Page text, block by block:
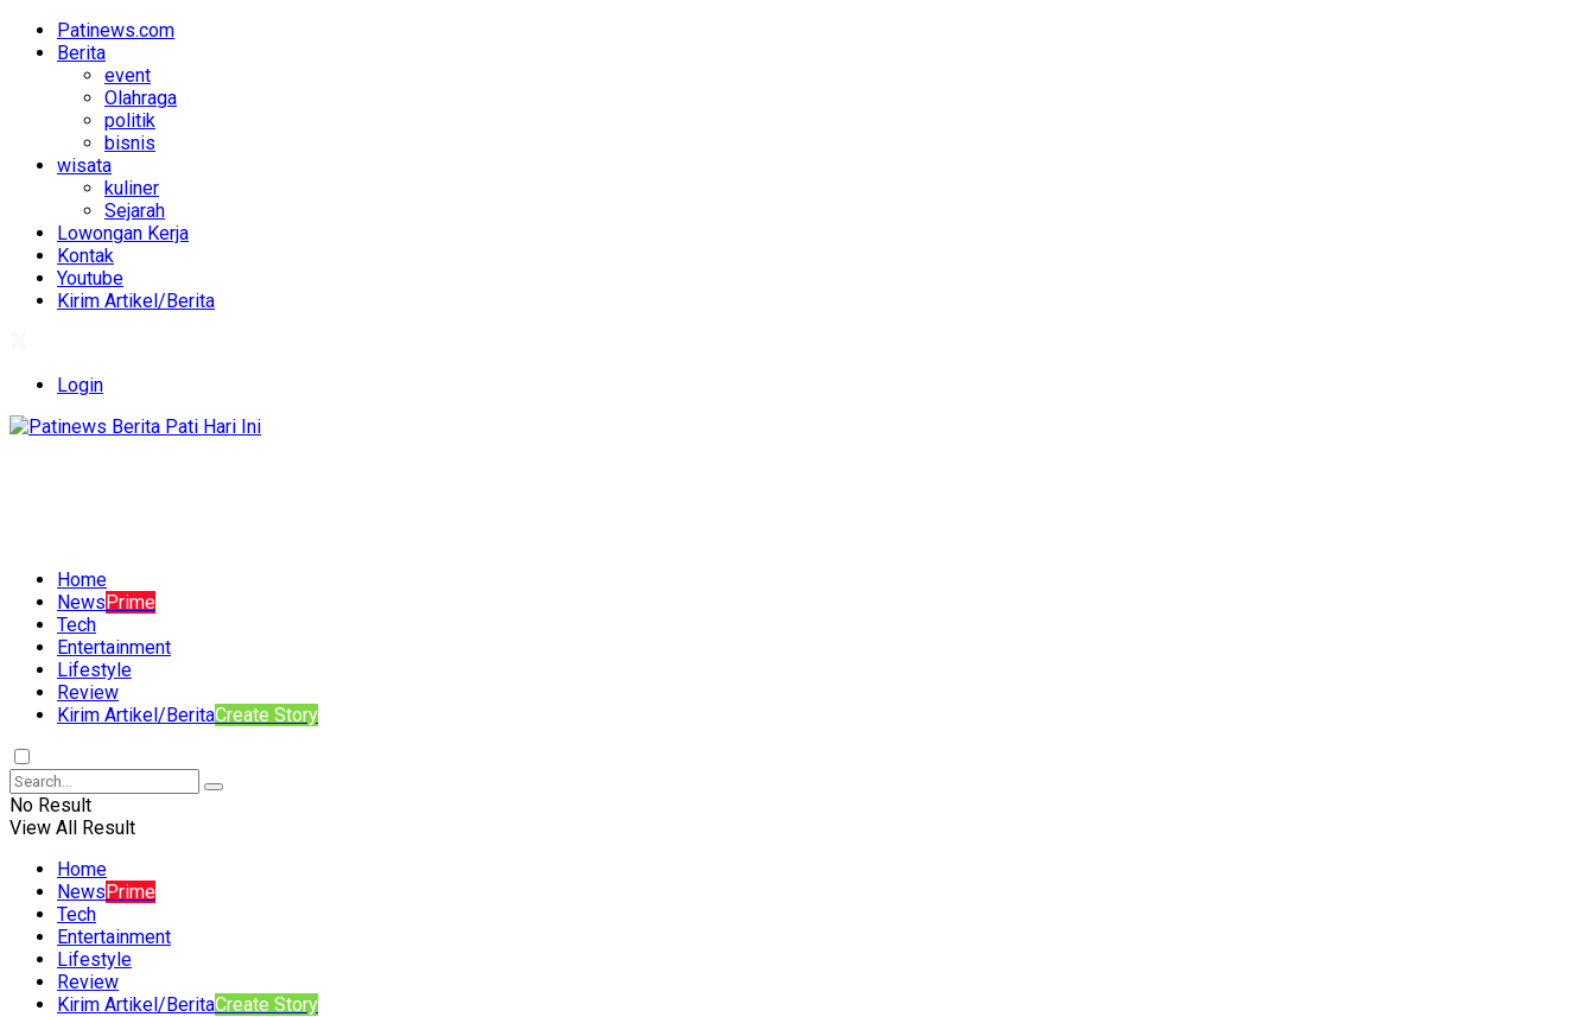
Patinews.com
Berita
event
Olahraga
politik
bisnis
wisata
kuliner
Sejarah
Lowongan Kerja
Kontak
Youtube
Kirim Artikel/Berita
Login
Home
NewsPrime
Tech
Entertainment
Lifestyle
Review
Kirim Artikel/BeritaCreate Story
No Result
View All Result
Home
NewsPrime
Tech
Entertainment
Lifestyle
Review
Kirim Artikel/BeritaCreate Story